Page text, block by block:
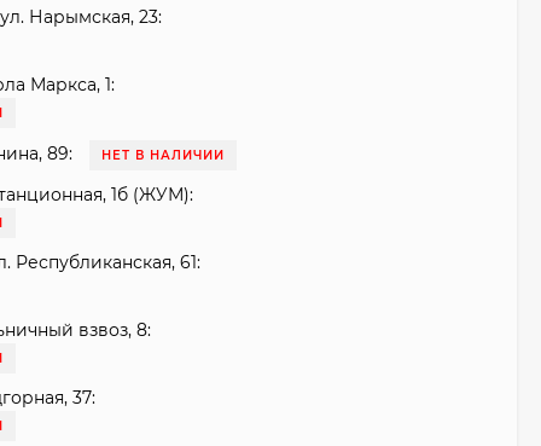
Нарымская, 23:
Маркса, 1:
89: НЕТ В НАЛИЧИИ
1б (ЖУМ):
Республиканская, 61:
взвоз, 8:
37: